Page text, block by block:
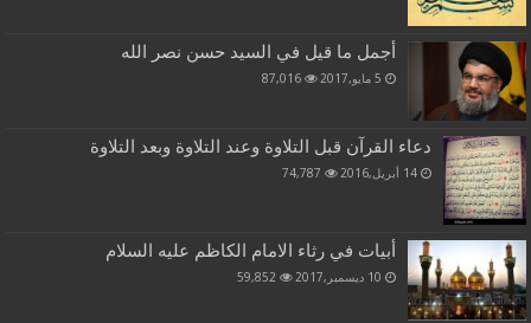
أجمل ما قيل في السيد حسن نصر الله
5 مايو,2017 87,016
دعاء القرآن قبل التلاوة وعند التلاوة وبعد التلاوة
14 أبريل,2016 74,787
أبيات في رثاء الامام الكاظم عليه السلام
10 ديسمبر,2017 59,852